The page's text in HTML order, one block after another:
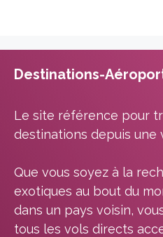
Destinations-
Le site référence pour
destinations depuis une
Que vous soyez à la
exotiques au bout du
dans un pays voisin,
tous les vols directs